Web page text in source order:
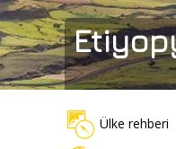
Ülke rehberi